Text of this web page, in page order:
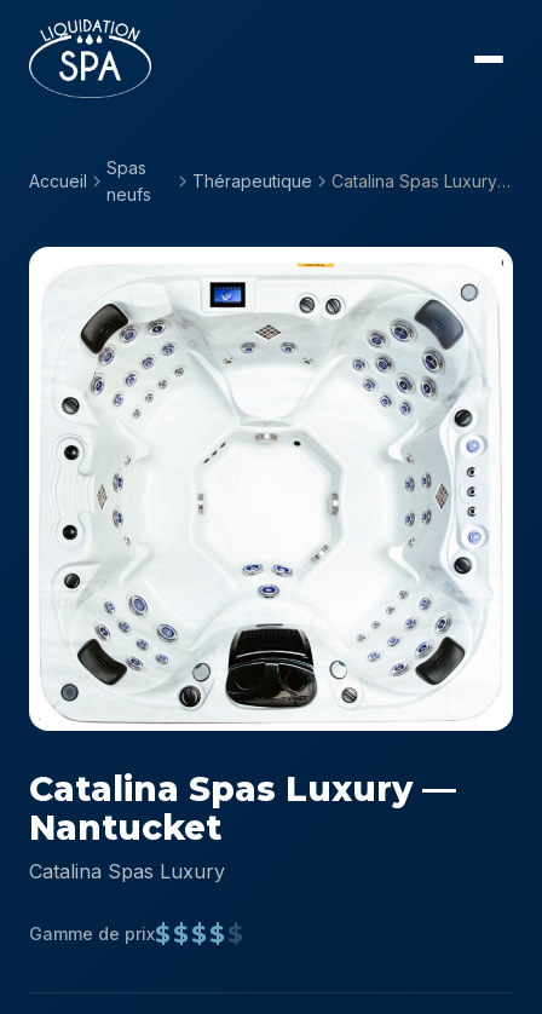
Accueil
Spas
neufs
Thérapeutique Catalina Spas Luxury — Nantucket
Catalina Spas Luxury —
Nantucket
Catalina Spas Luxury
Gamme de prix$$$$$